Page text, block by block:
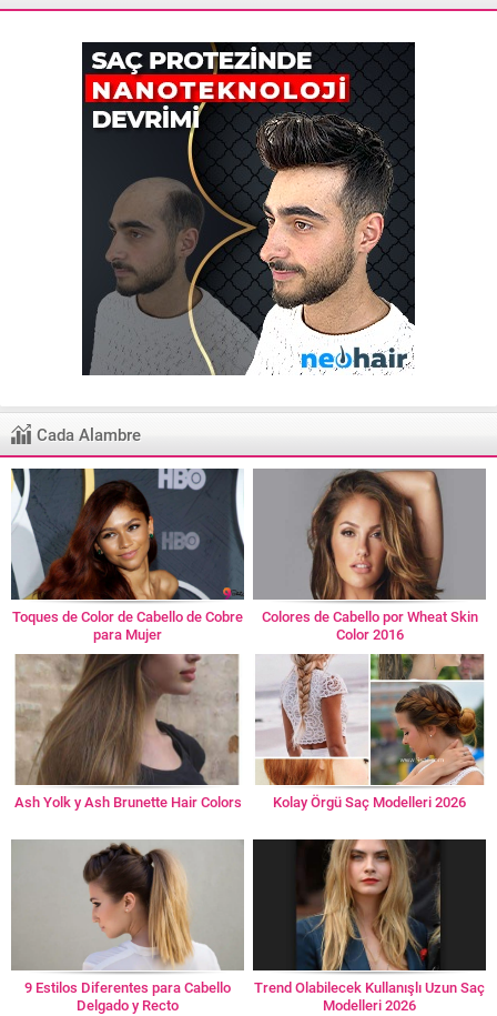
Cada Alambre
Toques de Color de Cabello de Cobre
para Mujer
Colores de Cabello por Wheat Skin
Color 2016
Ash Yolk y Ash Brunette Hair Colors Kolay Örgü Saç Modelleri 2026
9 Estilos Diferentes para Cabello
Delgado y Recto
Trend Olabilecek Kullanışlı Uzun Saç
Modelleri 2026